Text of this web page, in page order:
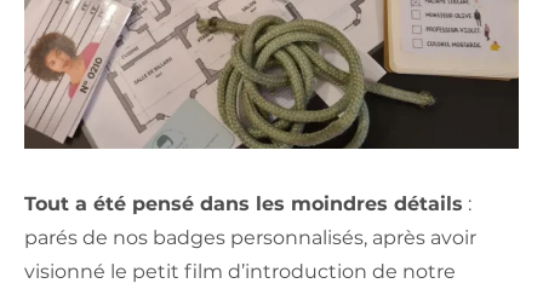
Tout a été pensé dans les moindres détails :
parés de nos badges personnalisés, après avoir
visionné le petit film d’introduction de notre